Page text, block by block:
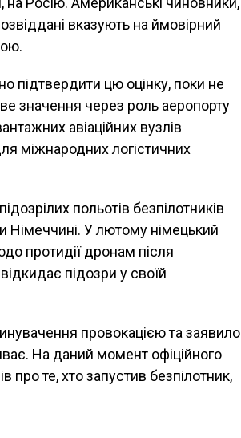
вказують на ймовірний
підтвердити цю оцінку, поки не
значення через роль аеропорту
авіаційних вузлів
міжнародних логістичних
польотів безпілотників
Німеччині. У лютому німецький
протидії дронам після
підозри у своїй
провокацією та заявило
На даний момент офіційного
про те, хто запустив безпілотник,